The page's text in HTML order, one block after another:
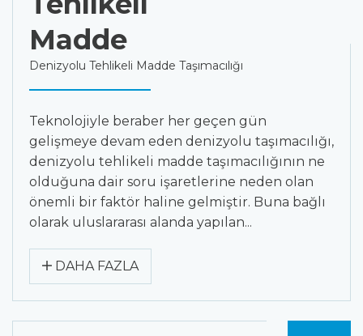
Madde
Denizyolu Tehlikeli Madde Taşımacılığı
Teknolojiyle beraber her geçen gün
gelişmeye devam eden denizyolu taşımacılığı,
denizyolu tehlikeli madde taşımacılığının ne
olduğuna dair soru işaretlerine neden olan
önemli bir faktör haline gelmiştir. Buna bağlı
olarak uluslararası alanda yapılan...
DAHA FAZLA